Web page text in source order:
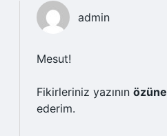
admin
Mesut!
Fikirleriniz yazının özüne
ederim.